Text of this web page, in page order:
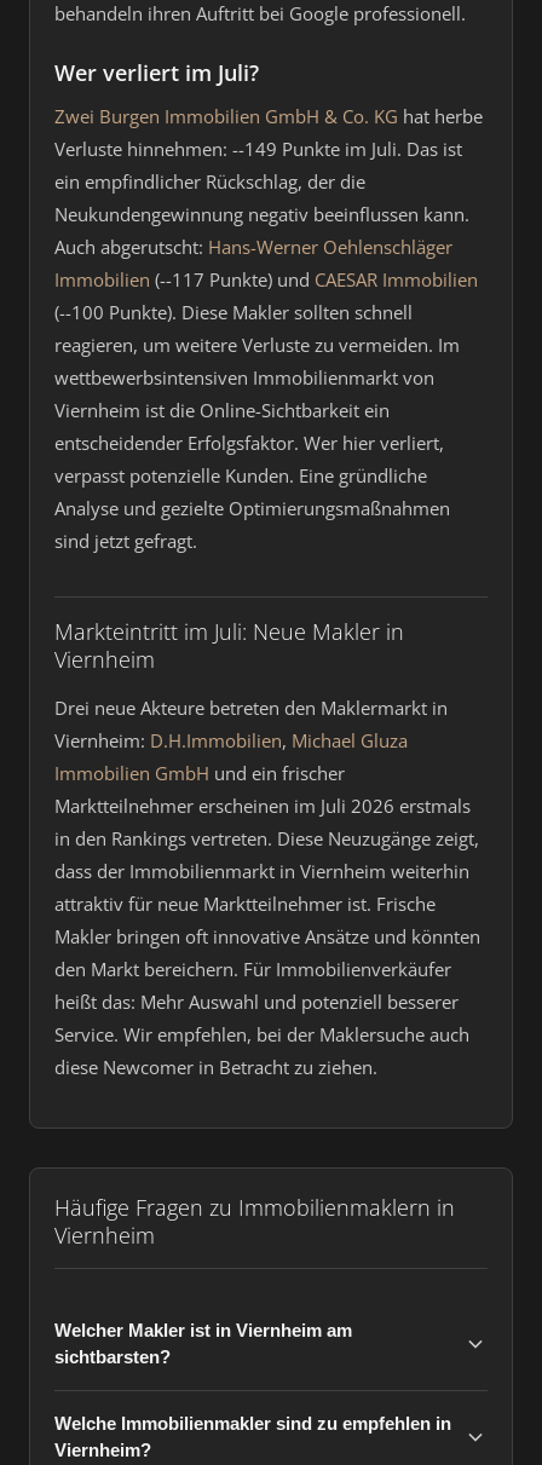
behandeln ihren Auftritt bei Google professionell.
Wer verliert im Juli?
Zwei Burgen Immobilien GmbH & Co. KG hat herbe
Verluste hinnehmen: --149 Punkte im Juli. Das ist
ein empfindlicher Rückschlag, der die
Neukundengewinnung negativ beeinflussen kann.
Auch abgerutscht: Hans-Werner Oehlenschläger
Immobilien (--117 Punkte) und CAESAR Immobilien
(--100 Punkte). Diese Makler sollten schnell
reagieren, um weitere Verluste zu vermeiden. Im
wettbewerbsintensiven Immobilienmarkt von
Viernheim ist die Online-Sichtbarkeit ein
entscheidender Erfolgsfaktor. Wer hier verliert,
verpasst potenzielle Kunden. Eine gründliche
Analyse und gezielte Optimierungsmaßnahmen
sind jetzt gefragt.
Markteintritt im Juli: Neue Makler in
Viernheim
Drei neue Akteure betreten den Maklermarkt in
Viernheim: D.H.Immobilien, Michael Gluza
Immobilien GmbH und ein frischer
Marktteilnehmer erscheinen im Juli 2026 erstmals
in den Rankings vertreten. Diese Neuzugänge zeigt,
dass der Immobilienmarkt in Viernheim weiterhin
attraktiv für neue Marktteilnehmer ist. Frische
Makler bringen oft innovative Ansätze und könnten
den Markt bereichern. Für Immobilienverkäufer
heißt das: Mehr Auswahl und potenziell besserer
Service. Wir empfehlen, bei der Maklersuche auch
diese Newcomer in Betracht zu ziehen.
Häufige Fragen zu Immobilienmaklern in
Viernheim
Welcher Makler ist in Viernheim am
sichtbarsten?
Welche Immobilienmakler sind zu empfehlen in
Viernheim?